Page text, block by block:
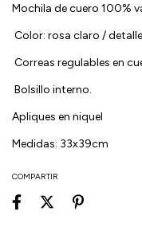
Mochila de cuero 100%
Color: rosa claro /
Correas regulables en
Bolsillo interno.
Apliques en niquel
Medidas: 33x39cm
COMPARTIR